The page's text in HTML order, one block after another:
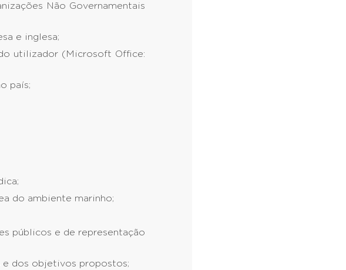
Não Governamentais
e inglesa;
utilizador (Microsoft Office:
país;
do ambiente marinho;
públicos e de representação
e dos objetivos propostos;